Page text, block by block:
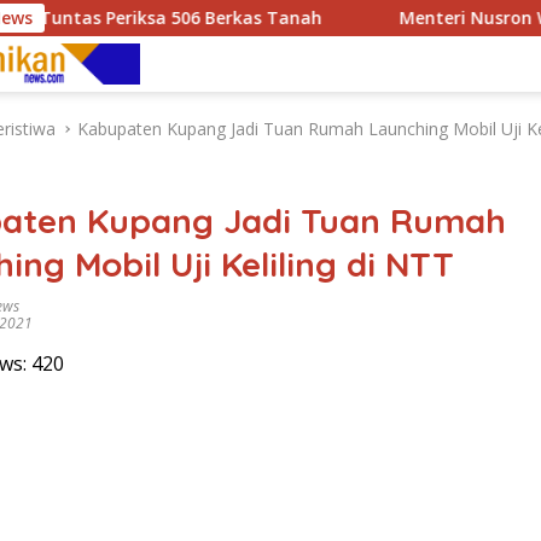
506 Berkas Tanah Menteri Nusron Wahid Kunker
Kabupaten Kupang Jadi Tuan Rumah Launching Mobil Uji
Kupang Jadi Tuan Rumah
Mobil Uji Keliling di NTT
420